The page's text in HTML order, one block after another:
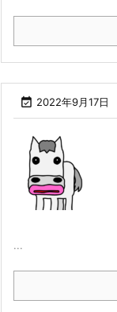
 2022年9月17日
...